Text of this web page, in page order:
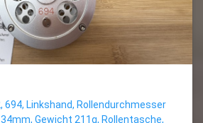
694, Linkshand, Rollendurchmesser
Gewicht 211g, Rollentasche,